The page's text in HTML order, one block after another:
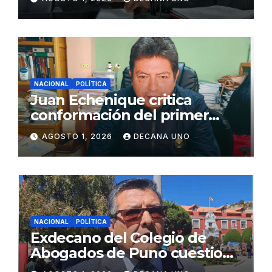
Juliaca
NACIONAL POLÍTICA
Juan Echenique critica
conformación del primer
gabinete ministerial de Keiko
Fujimori
AGOSTO 1, 2026 DECANA UNO
NACIONAL POLÍTICA
Exdecano del Colegio de
Abogados de Puno cuestiona
propuestas sobre seguridad